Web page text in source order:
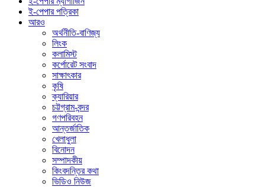
ই-পেপার পত্রিকা
আরও
অর্থনীতি-বাণিজ্য
লিংক
কলামিস্ট
কর্পোরেট সংবাদ
সাক্ষাৎকার
কৃষি
ক্যারিয়ার
চট্টগ্রাম-বন্দর
গণপরিবহন
আন্তর্জাতিক
খেলাধুলা
বিনোদন
সম্পাদকীয়
কিংবদন্তির কথা
ভিডিও নিউজ